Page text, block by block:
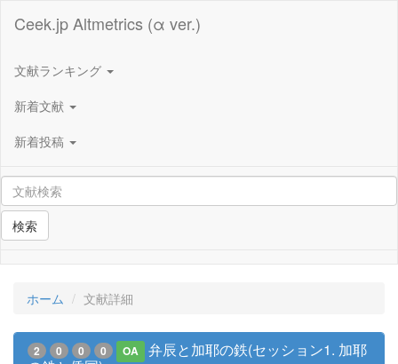
Ceek.jp Altmetrics (α ver.)
文献ランキング
新着文献
新着投稿
検索
ホーム 文献詳細
2 0 0 0 OA
弁辰と加耶の鉄(セッション1. 加耶